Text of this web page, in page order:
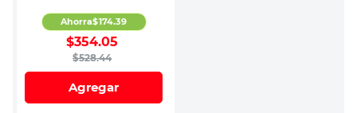
$528.44
$354.05
Ahorra$174.39
Agregar